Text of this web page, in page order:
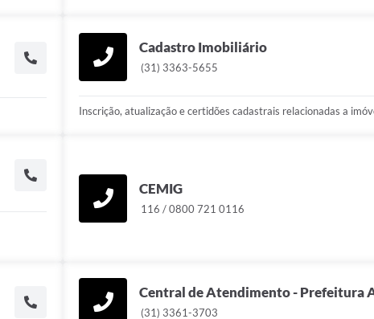
Cadastro Imobiliário
(31) 3363-5655
Inscrição, atualização e certidões cadastrais relacionadas a
CEMIG
116 / 0800 721 0116
Central de Atendimento - Prefeitura
(31) 3361-3703